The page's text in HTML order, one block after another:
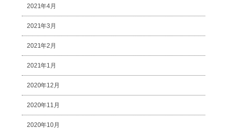
2021年4月
2021年3月
2021年2月
2021年1月
2020年12月
2020年11月
2020年10月